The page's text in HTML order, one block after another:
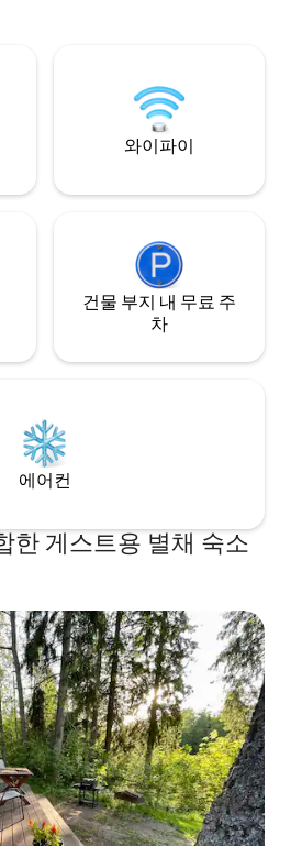
포함되어 있습니
따라 3km 거리에
와이파이
건물 부지 내 무료 주
차
에어컨
한 게스트용 별채 숙소